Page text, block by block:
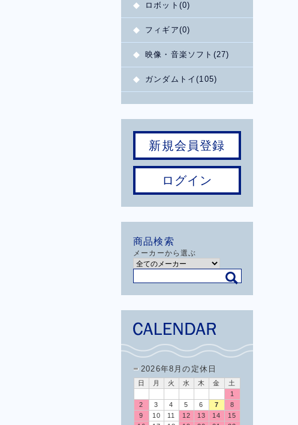
ロボット(0)
フィギア(0)
映像・音楽ソフト(27)
ガンダムトイ(105)
新規会員登録
ログイン
商品検索
メーカーから選ぶ
2026年8月の定休日
日 月 火 水 木 金
土
1
2
3 4 5 6 7
8
9
10 11 12 13 14
15